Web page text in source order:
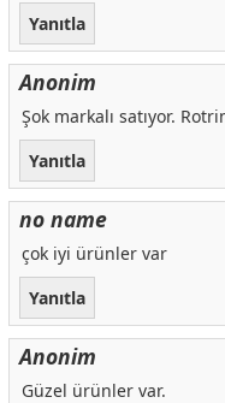
Yanıtla
Anonim
Şok markalı satıyor.
Yanıtla
no name
çok iyi ürünler var
Yanıtla
Anonim
Güzel ürünler var.